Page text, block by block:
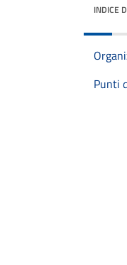
INDICE
Punti